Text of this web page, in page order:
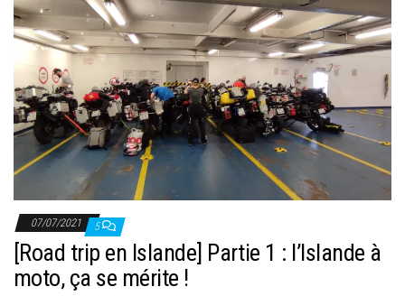
07/07/2021 5
[Road trip en Islande] Partie 1 : l’Islande à
moto, ça se mérite !